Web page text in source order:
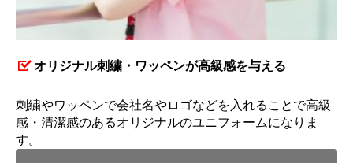
オリジナル刺繍・ワッペンが高級感を与える
刺繍やワッペンで会社名やロゴなどを入れることで高級
感・清潔感のあるオリジナルのユニフォームになりま
す。